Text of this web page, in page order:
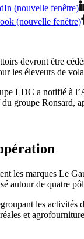
(nouvelle fenêtre)
(nouvelle fenêtre)
devront être
les éleveurs de
LDC a notifié à
groupe Ronsard,
les marques Le
autour de quatre
les activités
et